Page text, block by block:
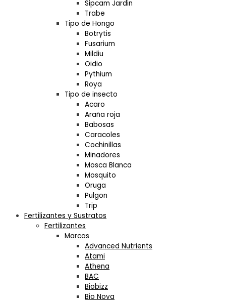
Sipcam Jardin
Trabe
Tipo de Hongo
Botrytis
Fusarium
Mildiu
Oidio
Pythium
Roya
Tipo de insecto
Acaro
Araña roja
Babosas
Caracoles
Cochinillas
Minadores
Mosca Blanca
Mosquito
Oruga
Pulgon
Trip
Fertilizantes y Sustratos
Fertilizantes
Marcas
Advanced Nutrients
Atami
Athena
BAC
Biobizz
Bio Nova